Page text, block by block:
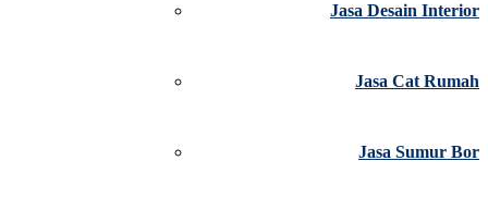
Jasa Desain Interior
Jasa Cat Rumah
Jasa Sumur Bor